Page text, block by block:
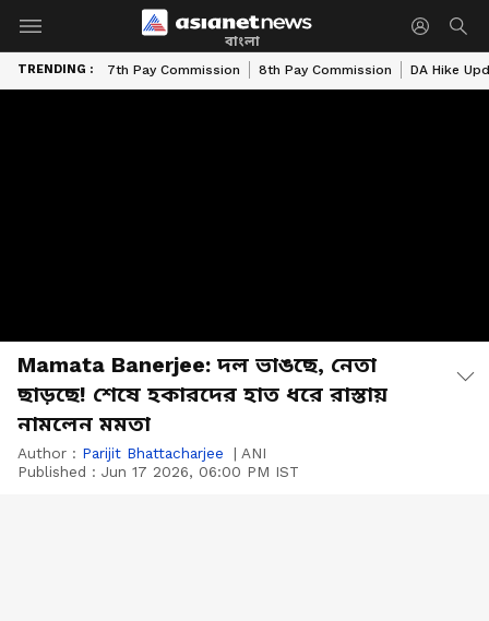
বাংলা
TRENDING : 7th Pay Commission 8th Pay Commission DA Hike
Mamata Banerjee: দল ভাঙছে, নেতা
ছাড়ছে! শেষে হকারদের হাত ধরে রাস্তায়
নামলেন মমতা
Author : Parijit Bhattacharjee | ANI
Published : Jun 17 2026, 06:00 PM IST